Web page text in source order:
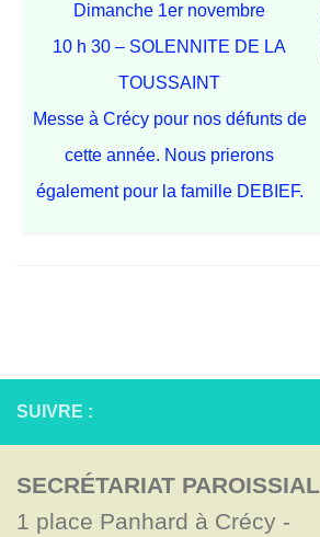
Dimanche 1er novembre
10 h 30 – SOLENNITE DE LA
TOUSSAINT
Messe à Crécy pour nos défunts de
cette année. Nous prierons
également pour la famille DEBIEF.
SUIVRE :
SECRÉTARIAT PAROISSIAL
1 place Panhard à Crécy -